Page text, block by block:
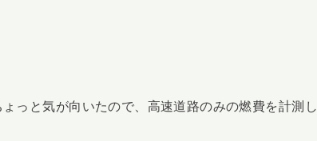
っと気が向いたので、高速道路のみの燃費を計測し